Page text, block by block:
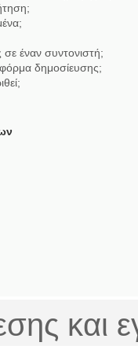
έναν συντονιστή;
φόρμα δημοσίευσης;
και